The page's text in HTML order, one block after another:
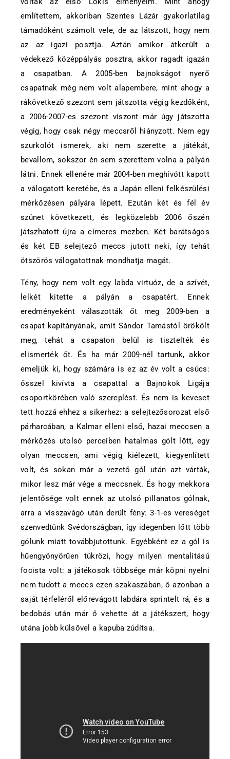
említettem, akkoriban Szentes Lázár gyakorlatilag
támadóként számolt vele, de az látszott, hogy nem
az az igazi posztja. Aztán amikor átkerült a
védekező középpályás posztra, akkor ragadt igazán
a csapatban. A 2005-ben bajnokságot nyerő
csapatnak még nem volt alapembere, mint ahogy a
rákövetkező szezont sem játszotta végig kezdőként,
a 2006-2007-es szezont viszont már úgy játszotta
végig, hogy csak négy meccsről hiányzott. Nem egy
szurkolót ismerek, aki nem szerette a játékát,
bevallom, sokszor én sem szerettem volna a pályán
látni. Ennek ellenére már 2004-ben meghívótt kapott
a válogatott keretébe, és a Japán elleni felkészülési
mérkőzésen pályára lépett. Ezután két és fél év
szünet következett, és legközelebb 2006 őszén
játszhatott újra a címeres mezben. Két barátságos
és két EB selejtező meccs jutott neki, így tehát
ötszörös válogatottnak mondhatja magát.
Tény, hogy nem volt egy labda virtuóz, de a szívét,
lelkét kitette a pályán a csapatért. Ennek
eredményeként válaszották őt meg 2009-ben a
csapat kapitányának, amit Sándor Tamástól örökölt
meg, tehát a csapaton belül is tisztelték és
elismerték őt. És ha már 2009-nél tartunk, akkor
emeljük ki, hogy számára is ez az év volt a csúcs:
ősszel kivívta a csapattal a Bajnokok Ligája
csoportkörében való szereplést. És nem is keveset
tett hozzá ehhez a sikerhez: a selejtezősorozat első
párharcában, a Kalmar elleni első, hazai meccsen a
mérkőzés utolsó perceiben hatalmas gólt lőtt, egy
olyan meccsen, ami végig kiélezett, kiegyenlített
volt, és sokan már a vezető gól után azt várták,
mikor lesz már vége a meccsnek. És hogy mekkora
jelentősége volt ennek az utolsó pillanatos gólnak,
arra a visszavágó után derült fény: 3-1-es vereséget
szenvedtünk Svédországban, így idegenben lőtt több
gólunk miatt továbbjutottunk. Egyébként ez a gól is
hűengyönyörűen tükrözi, hogy milyen mentalitású
focista volt: a játékosok többsége már köpni nyelni
nem tudott a meccs ezen szakaszában, ő azonban a
saját térfeléről előrevágott labdára sprintelt rá, és a
bedobás után már ő vehette át a játékszert, hogy
utána jobb külsővel a kapuba zúdítsa.